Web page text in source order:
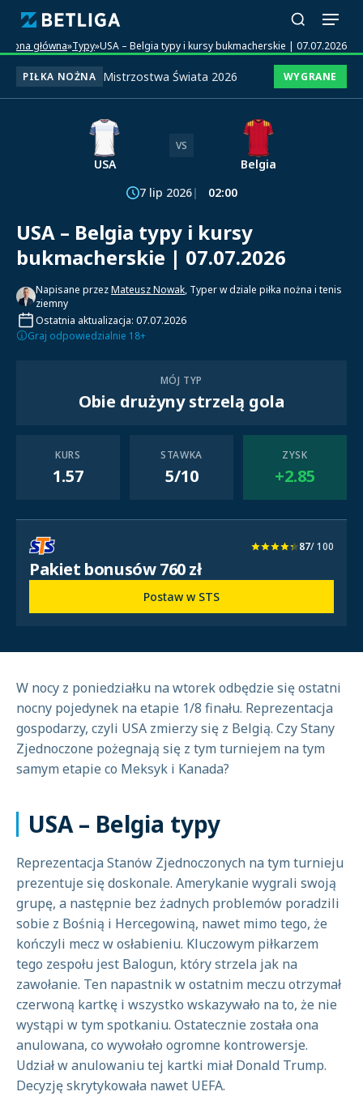
Strona główna»Typy»USA – Belgia typy i kursy bukmacherskie | 07.07.2026
PIŁKA NOŻNA Mistrzostwa Świata 2026 WYGRANE
USA
VS
Belgia
7 lip 2026
02:00
USA – Belgia typy i kursy
bukmacherskie | 07.07.2026
Napisane przezMateusz Nowak, Typer w dziale piłka nożna i tenis
ziemny
Ostatnia aktualizacja: 07.07.2026
Graj odpowiedzialnie 18+
MÓJ TYP
Obie drużyny strzelą gola
KURS
1.57
STAWKA
5/10
ZYSK
+2.85
87/ 100
Pakiet bonusów 760 zł
Postaw w STS
W nocy z poniedziałku na wtorek odbędzie się ostatni
nocny pojedynek na etapie 1/8 finału. Reprezentacja
gospodarzy, czyli USA zmierzy się z Belgią. Czy Stany
Zjednoczone pożegnają się z tym turniejem na tym
samym etapie co Meksyk i Kanada?
USA – Belgia typy
Reprezentacja Stanów Zjednoczonych na tym turnieju
prezentuje się doskonale. Amerykanie wygrali swoją
grupę, a następnie bez żadnych problemów poradzili
sobie z Bośnią i Hercegowiną, nawet mimo tego, że
kończyli mecz w osłabieniu. Kluczowym piłkarzem
tego zespołu jest Balogun, który strzela jak na
zawołanie. Ten napastnik w ostatnim meczu otrzymał
czerwoną kartkę i wszystko wskazywało na to, że nie
wystąpi w tym spotkaniu. Ostatecznie została ona
anulowana, co wywołało ogromne kontrowersje.
Udział w anulowaniu tej kartki miał Donald Trump.
Decyzję skrytykowała nawet UEFA.